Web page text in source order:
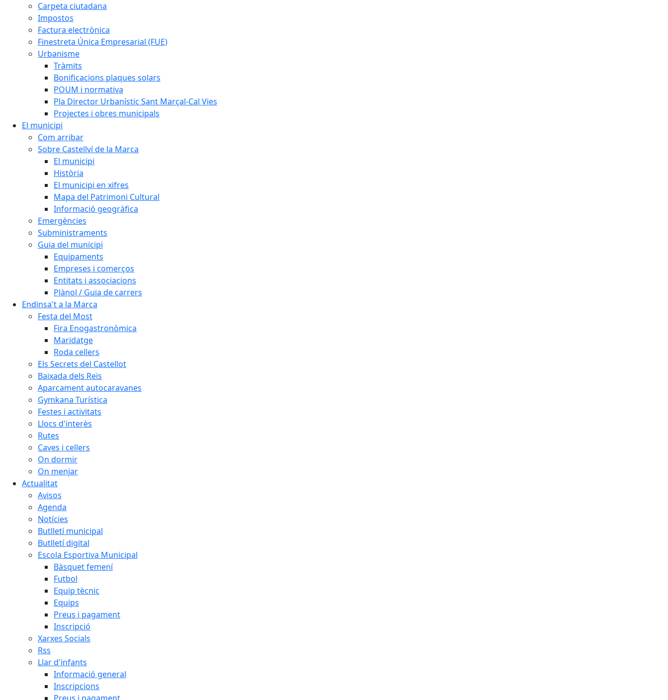
Carpeta ciutadana
Impostos
Factura electrònica
Finestreta Única Empresarial (FUE)
Urbanisme
Tràmits
Bonificacions plaques solars
POUM i normativa
Pla Director Urbanístic Sant Marçal-Cal Vies
Projectes i obres municipals
El municipi
Com arribar
Sobre Castellví de la Marca
El municipi
Història
El municipi en xifres
Mapa del Patrimoni Cultural
Informació geogràfica
Emergències
Subministraments
Guia del municipi
Equipaments
Empreses i comerços
Entitats i associacions
Plànol / Guia de carrers
Endinsa't a la Marca
Festa del Most
Fira Enogastronòmica
Maridatge
Roda cellers
Els Secrets del Castellot
Baixada dels Reis
Aparcament autocaravanes
Gymkana Turística
Festes i activitats
Llocs d'interès
Rutes
Caves i cellers
On dormir
On menjar
Actualitat
Avisos
Agenda
Notícies
Butlletí municipal
Butlletí digital
Escola Esportiva Municipal
Bàsquet femení
Futbol
Equip tècnic
Equips
Preus i pagament
Inscripció
Xarxes Socials
Rss
Llar d'infants
Informació general
Inscripcions